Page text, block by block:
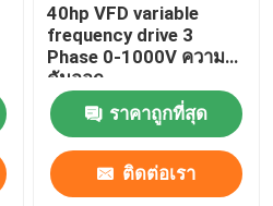
40hp VFD variable
frequency drive 3
Phase 0-1000V ความ
ดันออก
ราคาถูกที่สุด
ติดต่อเรา